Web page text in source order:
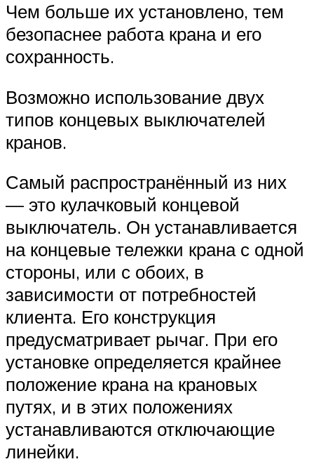
Чем больше их установлено, тем
безопаснее работа крана и его
сохранность.
Возможно использование двух
типов концевых выключателей
кранов.
Самый распространённый из них
— это кулачковый концевой
выключатель. Он устанавливается
на концевые тележки крана с одной
стороны, или с обоих, в
зависимости от потребностей
клиента. Его конструкция
предусматривает рычаг. При его
установке определяется крайнее
положение крана на крановых
путях, и в этих положениях
устанавливаются отключающие
линейки.